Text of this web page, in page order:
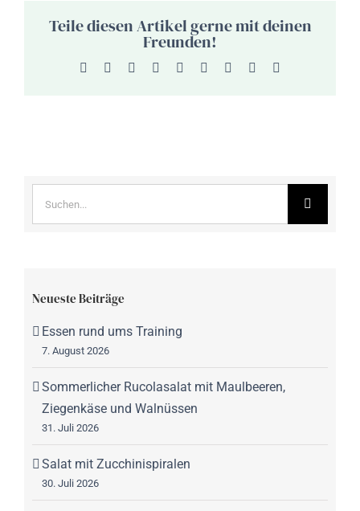
Teile diesen Artikel gerne mit deinen
Freunden!
Facebook Reddit LinkedInWhatsApp
TumblrPinterest
Neueste Beiträge
Essen rund ums Training
7. August 2026
Sommerlicher Rucolasalat mit Maulbeeren,
Ziegenkäse und Walnüssen
31. Juli 2026
Salat mit Zucchinispiralen
30. Juli 2026